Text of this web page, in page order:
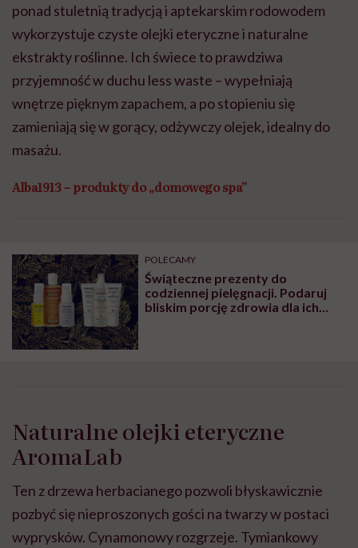
ponad stuletnią tradycją i aptekarskim rodowodem
wykorzystuje czyste olejki eteryczne i naturalne
ekstrakty roślinne. Ich świece to prawdziwa
przyjemność w duchu less waste – wypełniają
wnętrze pięknym zapachem, a po stopieniu się
zamieniają się w gorący, odżywczy olejek, idealny do
masażu.
Alba1913 – produkty do „domowego spa”
POLECAMY
Świąteczne prezenty do
codziennej pielęgnacji. Podaruj
bliskim porcję zdrowia dla ich
Naturalne olejki eteryczne
AromaLab
Ten z drzewa herbacianego pozwoli błyskawicznie
pozbyć się nieproszonych gości na twarzy w postaci
wyprysków. Cynamonowy rozgrzeje. Tymiankowy